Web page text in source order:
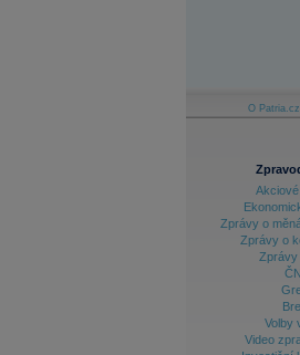
O Patria.cz
Zprávy o
Zprávy o
Zprávy
Volby
Video